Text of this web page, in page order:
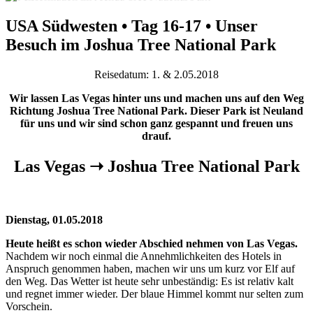
USA Südwesten • Tag 16-17 • Unser
Besuch im Joshua Tree National Park
Reisedatum: 1. & 2.05.2018
Wir lassen Las Vegas hinter uns und machen uns auf den Weg
Richtung Joshua Tree National Park. Dieser Park ist Neuland
für uns und wir sind schon ganz gespannt und freuen uns
drauf.
Las Vegas ➝ Joshua Tree National Park
Dienstag, 01.05.2018
Heute heißt es schon wieder Abschied nehmen von Las Vegas.
Nachdem wir noch einmal die Annehmlichkeiten des Hotels in
Anspruch genommen haben, machen wir uns um kurz vor Elf auf
den Weg. Das Wetter ist heute sehr unbeständig: Es ist relativ kalt
und regnet immer wieder. Der blaue Himmel kommt nur selten zum
Vorschein.